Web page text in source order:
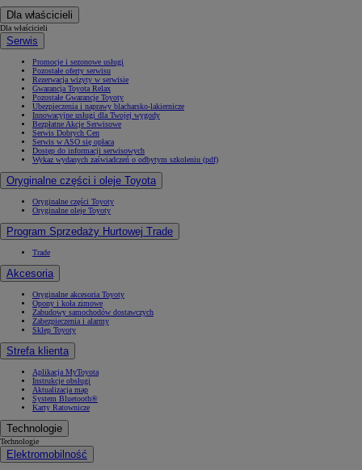
Dla właścicieli
Dla właścicieli
Serwis
Promocje i sezonowe usługi
Pozostałe oferty serwisu
Rezerwacja wizyty w serwisie
Gwarancja Toyota Relax
Pozostałe Gwarancje Toyoty
Ubezpieczenia i naprawy blacharsko-lakiernicze
Innowacyjne usługi dla Twojej wygody
Bezpłatne Akcje Serwisowe
Serwis Dobrych Cen
Serwis w ASO się opłaca
Dostęp do informacji serwisowych
Wykaz wydanych zaświadczeń o odbytym szkoleniu (pdf)
Oryginalne części i oleje Toyota
Oryginalne części Toyoty
Oryginalne oleje Toyoty
Program Sprzedaży Hurtowej Trade
Trade
Akcesoria
Oryginalne akcesoria Toyoty
Opony i koła zimowe
Zabudowy samochodów dostawczych
Zabezpieczenia i alarmy
Sklep Toyoty
Strefa klienta
Aplikacja MyToyota
Instrukcje obsługi
Aktualizacja map
System Bluetooth®
Karty Ratownicze
Technologie
Technologie
Elektromobilność